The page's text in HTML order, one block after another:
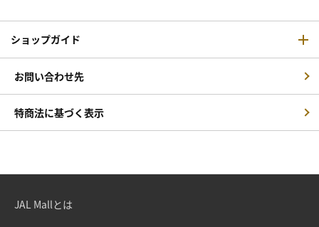
ショップガイド
お問い合わせ先
特商法に基づく表示
JAL Mallとは